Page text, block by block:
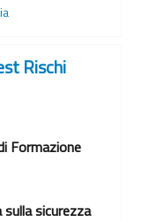
Rischi
Formazione
sicurezza